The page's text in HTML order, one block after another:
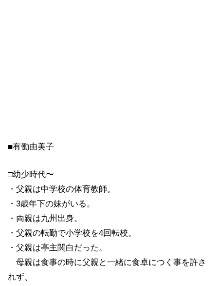
■有働由美子
□幼少時代〜
・父親は中学校の体育教師。
・3歳年下の妹がいる。
・両親は九州出身。
・父親の転勤で小学校を4回転校。
・父親は亭主関白だった。
母親は食事の時に父親と一緒に食卓につく事を許さ
れず、